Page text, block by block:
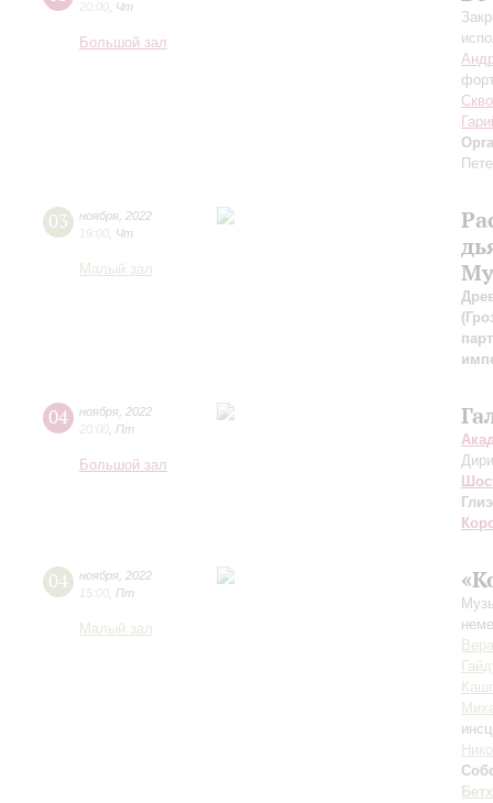
20:00 Чт
Большой зал
03 ноября 2022
19:00 Чт
Малый зал
04 ноября 2022
20:00 Пт
Большой зал
04 ноября 2022
15:00 Пт
Малый зал